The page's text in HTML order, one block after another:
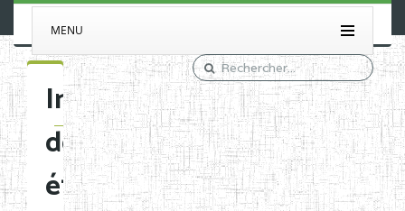
MENU
Immatriculation
des
établissements